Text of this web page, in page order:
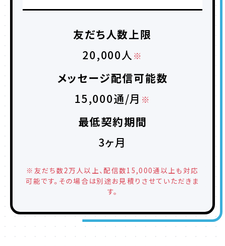
友だち人数上限
20,000人 ※
メッセージ配信可能数
15,000通/月 ※
最低契約期間
3ヶ月
※友だち数2万人以上、配信数15,000通以上も対応
可能です。その場合は別途お見積りさせていただきま
す。